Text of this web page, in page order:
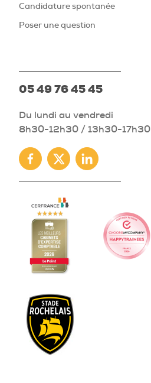
Candidature spontanée
Poser une question
05 49 76 45 45
Du lundi au vendredi
8h30-12h30 / 13h30-17h30
Facebook
TwitterLinkedin